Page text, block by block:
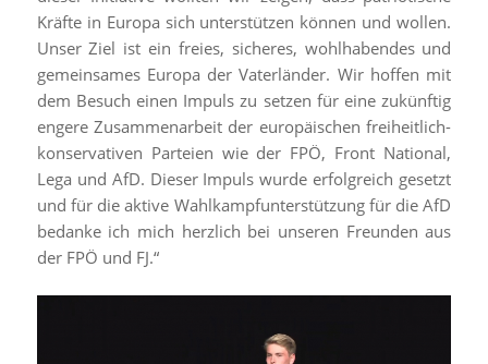
Kräfte in Europa sich unterstützen können und wollen.
Unser Ziel ist ein freies, sicheres, wohlhabendes und
gemeinsames Europa der Vaterländer. Wir hoffen mit
dem Besuch einen Impuls zu setzen für eine zukünftig
engere Zusammenarbeit der europäischen freiheitlich-
konservativen Parteien wie der FPÖ, Front National,
Lega und AfD. Dieser Impuls wurde erfolgreich gesetzt
und für die aktive Wahlkampfunterstützung für die AfD
bedanke ich mich herzlich bei unseren Freunden aus
der FPÖ und FJ.“